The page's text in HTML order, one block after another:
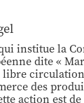
institue la
dite «
libre
des
action est